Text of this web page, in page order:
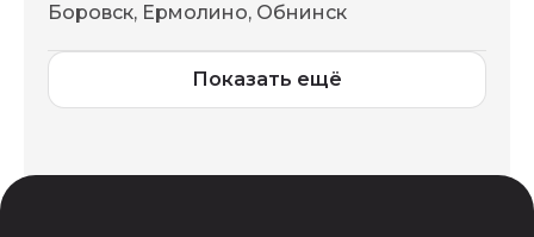
Боровск, Ермолино, Обнинск
Показать ещё